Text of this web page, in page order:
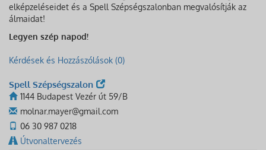
elképzeléseidet és a Spell Szépségszalonban megvalósítják az
álmaidat!
Legyen szép napod!
Kérdések és Hozzászólások (0)
Spell Szépségszalon
1144 Budapest Vezér út 59/B
molnar.mayer@gmail.com
06 30 987 0218
Útvonaltervezés